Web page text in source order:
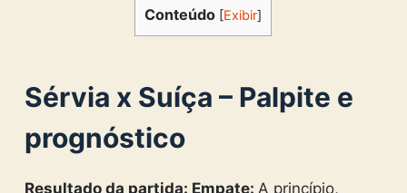
Conteúdo [Exibir]
Sérvia x Suíça – Palpite e
prognóstico
Resultado da partida: Empate: A princípio,